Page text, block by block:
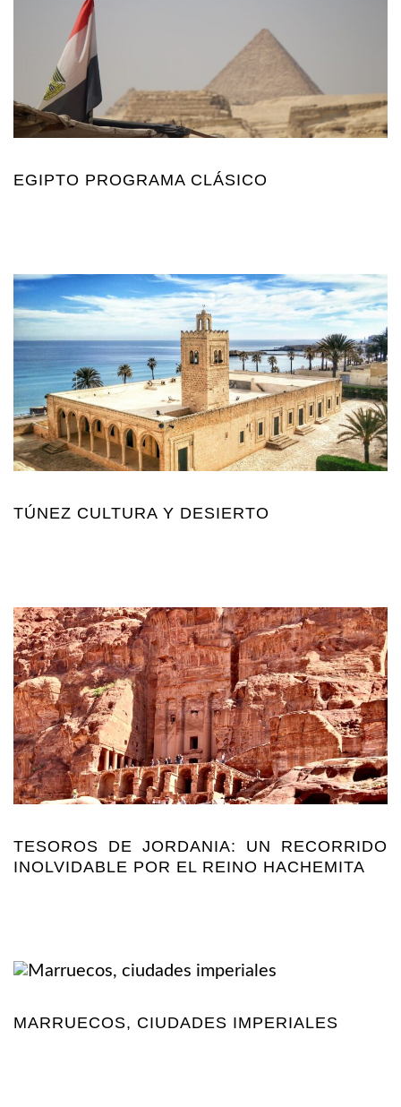
EGIPTO PROGRAMA CLÁSICO
TÚNEZ CULTURA Y DESIERTO
TESOROS DE JORDANIA: UN RECORRIDO
INOLVIDABLE POR EL REINO HACHEMITA
MARRUECOS, CIUDADES IMPERIALES